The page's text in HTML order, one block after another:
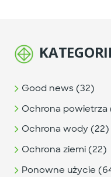
Good news (32)
Ochrona powietrza
Ochrona wody (22)
Ochrona ziemi (22)
Ponowne użycie